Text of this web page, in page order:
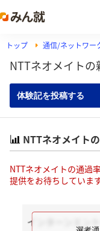
トップ 通信/ネットワー
NTTネオメイト
体験記を投稿する
NTTネオメイト
NTTネオメイトの通過
提供をお待ちしていま